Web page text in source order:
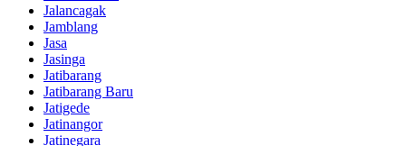
Jalancagak
Jamblang
Jasa
Jasinga
Jatibarang
Jatibarang Baru
Jatigede
Jatinangor
Jatinegara